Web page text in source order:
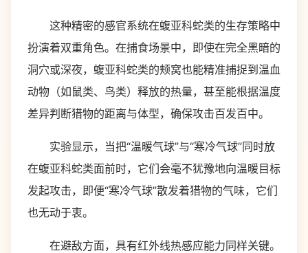
这种精密的感官系统在蝮亚科蛇类的生存策略中
扮演着双重角色。在捕食场景中，即使在完全黑暗的
洞穴或深夜，蝮亚科蛇类的颊窝也能精准捕捉到温血
动物（如鼠类、鸟类）释放的热量，甚至能根据温度
差异判断猎物的距离与体型，确保攻击百发百中。
实验显示，当把“温暖气球”与“寒冷气球”同时放
在蝮亚科蛇类面前时，它们会毫不犹豫地向温暖目标
发起攻击，即便“寒冷气球”散发着猎物的气味，它们
也无动于衷。
在避敌方面，具有红外线热感应能力同样关键。